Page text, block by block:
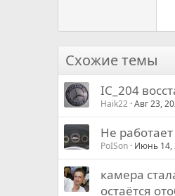
Схожие темы
IC_204
Haik22 Авг 23,
Не
PoISon Июнь 14,
камера
остаётся